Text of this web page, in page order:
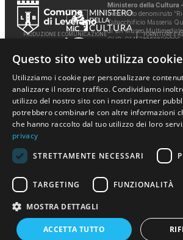
Ministero della Cultura
Intervento denominato
Tabacchificio Masseria
di un Museo
CUP: C14E21001020005.
PRODUZIONE E COMUNICAZIONE
FORNITURE E
TECNOLOGICO
COLLABORAZIONI
©2026
Museo Multimediale della Cultura del Lavoro -
Richiedi info
Questo sito web utilizza cookie
Utilizziamo i cookie per personalizzare
analizzare il nostro traffico. Condividiamo
utilizzo del nostro sito con i nostri partner
potrebbero combinarle con altre informazioni
che hanno raccolto dal tuo utilizzo dei loro
privacy
STRETTAMENTE NECESSARI
TARGETING FUNZIONALITÀ
MOSTRA DETTAGLI
ACCETTA TUTTO